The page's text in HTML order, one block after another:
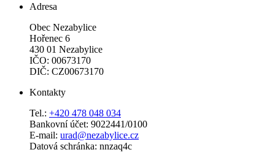
Adresa
Obec Nezabylice
Hořenec 6
430 01 Nezabylice
IČO: 00673170
DIČ: CZ00673170
Kontakty
Tel.: +420 478 048 034
Bankovní účet: 9022441/0100
E-mail: urad@nezabylice.cz
Datová schránka: nnzaq4c